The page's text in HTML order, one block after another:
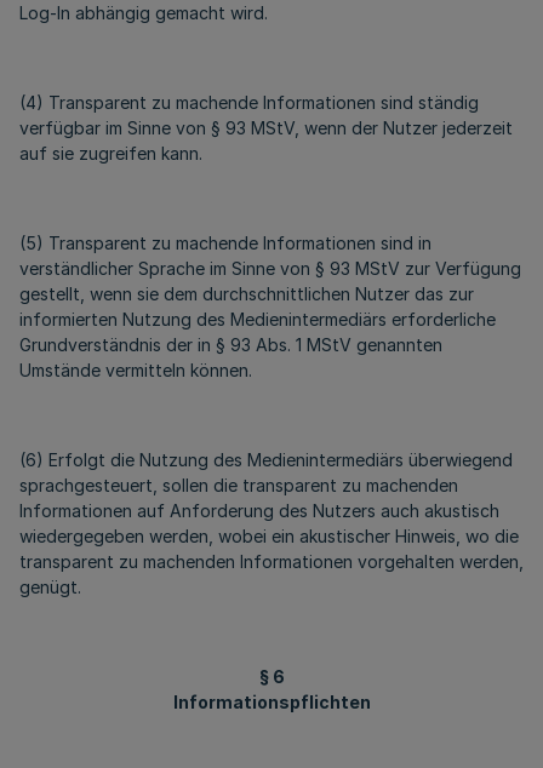
Log-In abhängig gemacht wird.
(4) Transparent zu machende Informationen sind ständig
verfügbar im Sinne von § 93 MStV, wenn der Nutzer jederzeit
auf sie zugreifen kann.
(5) Transparent zu machende Informationen sind in
verständlicher Sprache im Sinne von § 93 MStV zur Verfügung
gestellt, wenn sie dem durchschnittlichen Nutzer das zur
informierten Nutzung des Medienintermediärs erforderliche
Grundverständnis der in § 93 Abs. 1 MStV genannten
Umstände vermitteln können.
(6) Erfolgt die Nutzung des Medienintermediärs überwiegend
sprachgesteuert, sollen die transparent zu machenden
Informationen auf Anforderung des Nutzers auch akustisch
wiedergegeben werden, wobei ein akustischer Hinweis, wo die
transparent zu machenden Informationen vorgehalten werden,
genügt.
§ 6
Informationspflichten